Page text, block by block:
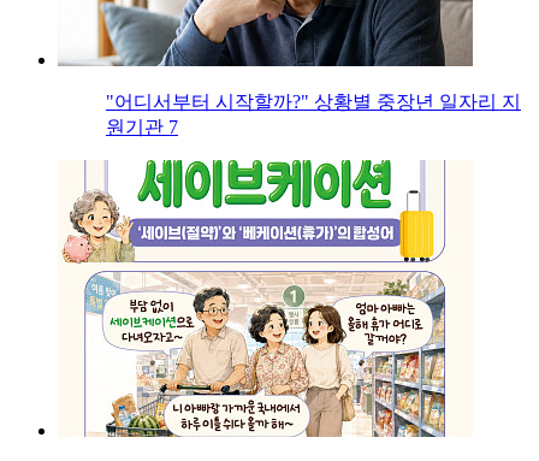
"어디서부터 시작할까?" 상황별 중장년 일자리 지
원기관 7